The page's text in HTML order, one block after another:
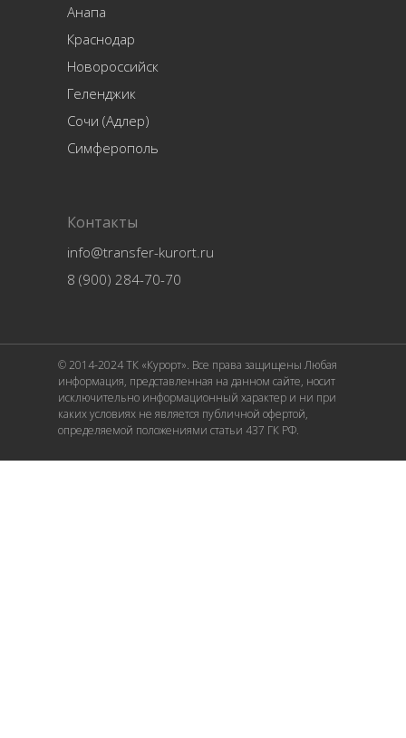
Анапа
Краснодар
Новороссийск
Геленджик
Сочи (Адлер)
Симферополь
Контакты
info@transfer-kurort.ru
8 (900) 284-70-70
© 2014-2024 ТК «Курорт». Все права защищены Любая
информация, представленная на данном сайте, носит
исключительно информационный характер и ни при
каких условиях не является публичной офертой,
определяемой положениями статьи 437 ГК РФ.